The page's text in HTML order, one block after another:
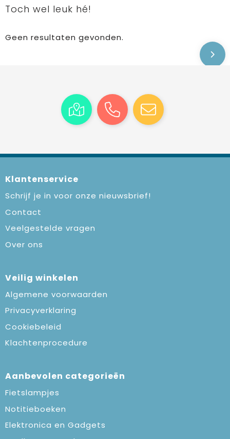
Toch wel leuk hé!
Geen resultaten gevonden.
Klantenservice
Schrijf je in voor onze nieuwsbrief!
Contact
Veelgestelde vragen
Over ons
Veilig winkelen
Algemene voorwaarden
Privacyverklaring
Cookiebeleid
Klachtenprocedure
Aanbevolen categorieën
Fietslampjes
Notitieboeken
Elektronica en Gadgets